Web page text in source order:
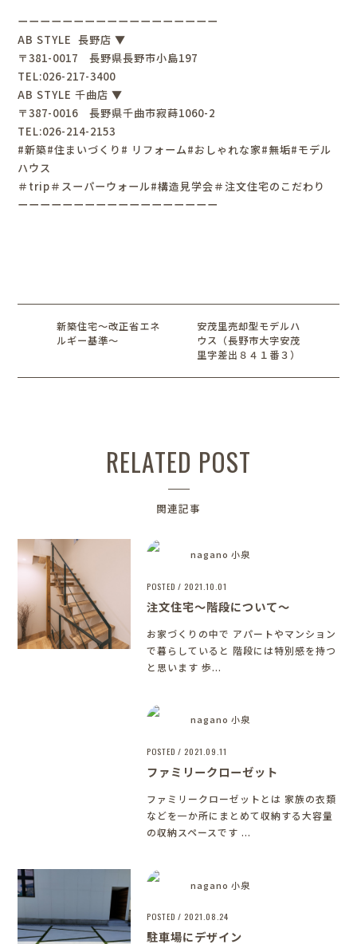
ーーーーーーーーーーーーーーーーーー
AB STYLE 長野店 ▼
〒381-0017 長野県長野市小島197
TEL:026-217-3400
AB STYLE 千曲店 ▼
〒387-0016 長野県千曲市寂蒔1060-2
TEL:026-214-2153
#新築#住まいづくり# リフォーム#おしゃれな家#無垢#モデル
ハウス
＃trip＃スーパーウォール#構造見学会＃注文住宅のこだわり
ーーーーーーーーーーーーーーーーーー
新築住宅～改正省エネ
ルギー基準～
安茂里売却型モデルハ
ウス（長野市大字安茂
里字差出８４１番３）
RELATED POST
関連記事
nagano 小泉
POSTED / 2021.10.01
注文住宅～階段について～
お家づくりの中で アパートやマンション
で暮らしていると 階段には特別感を持つ
と思います 歩...
nagano 小泉
POSTED / 2021.09.11
ファミリークローゼット
ファミリークローゼットとは 家族の衣類
などを一か所にまとめて収納する大容量
の収納スペースです ...
nagano 小泉
POSTED / 2021.08.24
駐車場にデザイン